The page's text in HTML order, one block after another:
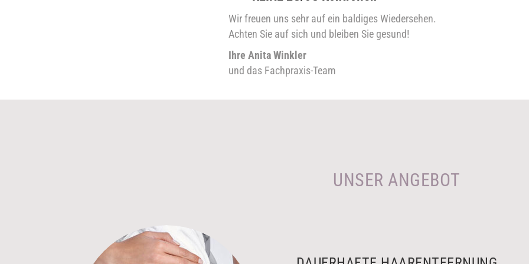
Wir freuen uns sehr auf ein baldiges Wiedersehen.
Achten Sie auf sich und bleiben Sie gesund!
Ihre Anita Winkler
und das Fachpraxis-Team
UNSER ANGEBOT